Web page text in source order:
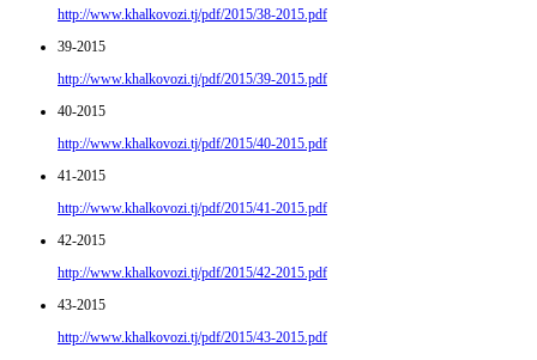
http://www.khalkovozi.tj/pdf/2015/38-2015.pdf
39-2015
http://www.khalkovozi.tj/pdf/2015/39-2015.pdf
40-2015
http://www.khalkovozi.tj/pdf/2015/40-2015.pdf
41-2015
http://www.khalkovozi.tj/pdf/2015/41-2015.pdf
42-2015
http://www.khalkovozi.tj/pdf/2015/42-2015.pdf
43-2015
http://www.khalkovozi.tj/pdf/2015/43-2015.pdf